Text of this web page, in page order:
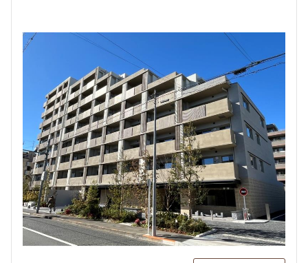
検索対象お部屋数
1件
お部屋を再検索
検索結果の絞り込み
賃料